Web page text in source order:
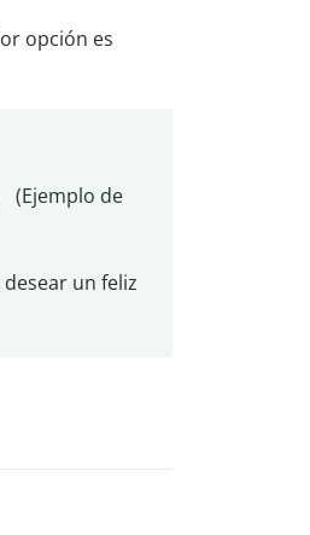
opción es
(Ejemplo de
un feliz